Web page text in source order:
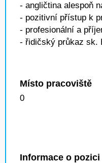
- angličtina alespoň
- pozitivní přístup k
- profesionální a
- řidičský průkaz sk.
Místo pracoviště
0
Informace o pozici